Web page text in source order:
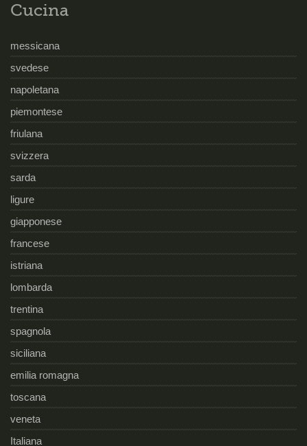
Cucina
messicana
svedese
napoletana
piemontese
friulana
svizzera
sarda
ligure
giapponese
francese
istriana
lombarda
trentina
spagnola
siciliana
emilia romagna
toscana
veneta
Italiana